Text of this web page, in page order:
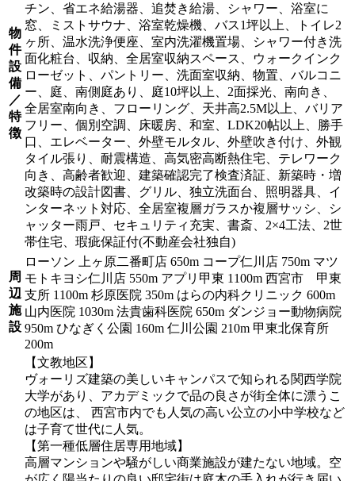
物
件
設
備
／
特
徴
チン、省エネ給湯器、追焚き給湯、シャワー、浴室に
窓、ミストサウナ、浴室乾燥機、バス1坪以上、トイレ2
ヶ所、温水洗浄便座、室内洗濯機置場、シャワー付き洗
面化粧台、収納、全居室収納スペース、ウォークインク
ローゼット、パントリー、洗面室収納、物置、バルコニ
ー、庭、南側庭あり、庭10坪以上、2面採光、南向き、
全居室南向き、フローリング、天井高2.5M以上、バリア
フリー、個別空調、床暖房、和室、LDK20帖以上、勝手
口、エレベーター、外壁モルタル、外壁吹き付け、外観
タイル張り、耐震構造、高気密高断熱住宅、テレワーク
向き、高齢者歓迎、建築確認完了検査済証、新築時・増
改築時の設計図書、グリル、独立洗面台、照明器具、イ
ンターネット対応、全居室複層ガラスか複層サッシ、シ
ャッター雨戸、セキュリティ充実、書斎、2×4工法、2世
帯住宅、瑕疵保証付(不動産会社独自)
周
辺
施
設
ローソン 上ヶ原二番町店 650m コープ仁川店 750m マツ
モトキヨシ仁川店 550m アプリ甲東 1100m 西宮市 甲東
支所 1100m 杉原医院 350m はらの内科クリニック 600m
山内医院 1030m 法貴歯科医院 650m ダンジョー動物病院
950m ひなぎく公園 160m 仁川公園 210m 甲東北保育所
200m
【文教地区】
ヴォーリズ建築の美しいキャンパスで知られる関西学院
大学があり、アカデミックで品の良さが街全体に漂うこ
の地区は、 西宮市内でも人気の高い公立の小中学校など
は子育て世代に人気。
【第一種低層住居専用地域】
高層マンションや騒がしい商業施設が建たない地域。空